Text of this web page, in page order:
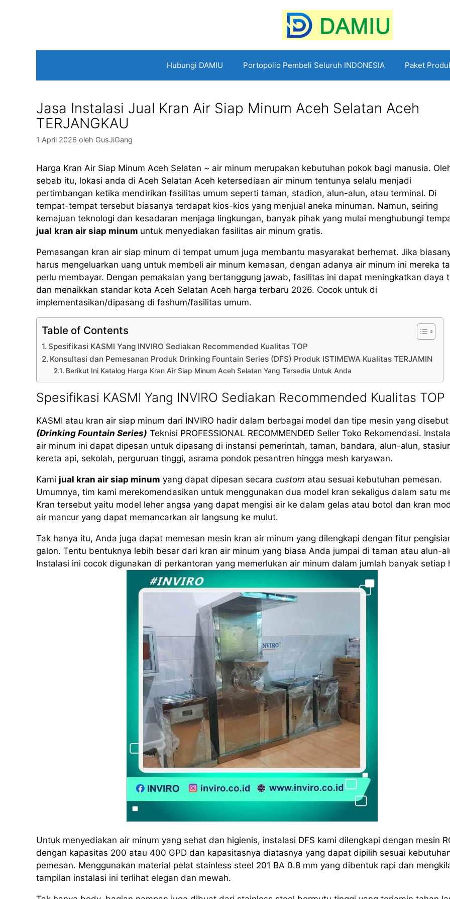
Hubungi DAMIU Portopolio Pembeli Seluruh INDONESIA Paket
Jasa Instalasi Jual Kran Air Siap Minum Aceh Selatan Aceh
TERJANGKAU
1 April 2026 oleh GusJiGang
Harga Kran Air Siap Minum Aceh Selatan ~ air minum merupakan kebutuhan pokok bagi manusia.
sebab itu, lokasi anda di Aceh Selatan Aceh ketersediaan air minum tentunya selalu menjadi
pertimbangan ketika mendirikan fasilitas umum seperti taman, stadion, alun-alun, atau terminal. Di
tempat-tempat tersebut biasanya terdapat kios-kios yang menjual aneka minuman. Namun, seiring
kemajuan teknologi dan kesadaran menjaga lingkungan, banyak pihak yang mulai menghubungi
jual kran air siap minum untuk menyediakan fasilitas air minum gratis.
Pemasangan kran air siap minum di tempat umum juga membantu masyarakat berhemat. Jika
harus mengeluarkan uang untuk membeli air minum kemasan, dengan adanya air minum ini mereka
perlu membayar. Dengan pemakaian yang bertanggung jawab, fasilitas ini dapat meningkatkan daya
dan menaikkan standar kota Aceh Selatan Aceh harga terbaru 2026. Cocok untuk di
implementasikan/dipasang di fashum/fasilitas umum.
Table of Contents
Spesifikasi KASMI Yang INVIRO Sediakan Recommended Kualitas TOP
Konsultasi dan Pemesanan Produk Drinking Fountain Series (DFS) Produk ISTIMEWA Kualitas TERJAMIN
Berikut Ini Katalog Harga Kran Air Siap Minum Aceh Selatan Yang Tersedia Untuk Anda
Spesifikasi KASMI Yang INVIRO Sediakan Recommended Kualitas TOP
KASMI atau kran air siap minum dari INVIRO hadir dalam berbagai model dan tipe mesin yang disebut
(Drinking Fountain Series) Teknisi PROFESSIONAL RECOMMENDED Seller Toko Rekomendasi.
air minum ini dapat dipesan untuk dipasang di instansi pemerintah, taman, bandara, alun-alun,
kereta api, sekolah, perguruan tinggi, asrama pondok pesantren hingga mesh karyawan.
Kami jual kran air siap minum yang dapat dipesan secara custom atau sesuai kebutuhan pemesan.
Umumnya, tim kami merekomendasikan untuk menggunakan dua model kran sekaligus dalam satu
Kran tersebut yaitu model leher angsa yang dapat mengisi air ke dalam gelas atau botol dan kran
air mancur yang dapat memancarkan air langsung ke mulut.
Tak hanya itu, Anda juga dapat memesan mesin kran air minum yang dilengkapi dengan fitur
galon. Tentu bentuknya lebih besar dari kran air minum yang biasa Anda jumpai di taman atau alun-
Instalasi ini cocok digunakan di perkantoran yang memerlukan air minum dalam jumlah banyak setiap
Untuk menyediakan air minum yang sehat dan higienis, instalasi DFS kami dilengkapi dengan mesin
dengan kapasitas 200 atau 400 GPD dan kapasitasnya diatasnya yang dapat dipilih sesuai
pemesan. Menggunakan material pelat stainless steel 201 BA 0.8 mm yang dibentuk rapi dan
tampilan instalasi ini terlihat elegan dan mewah.